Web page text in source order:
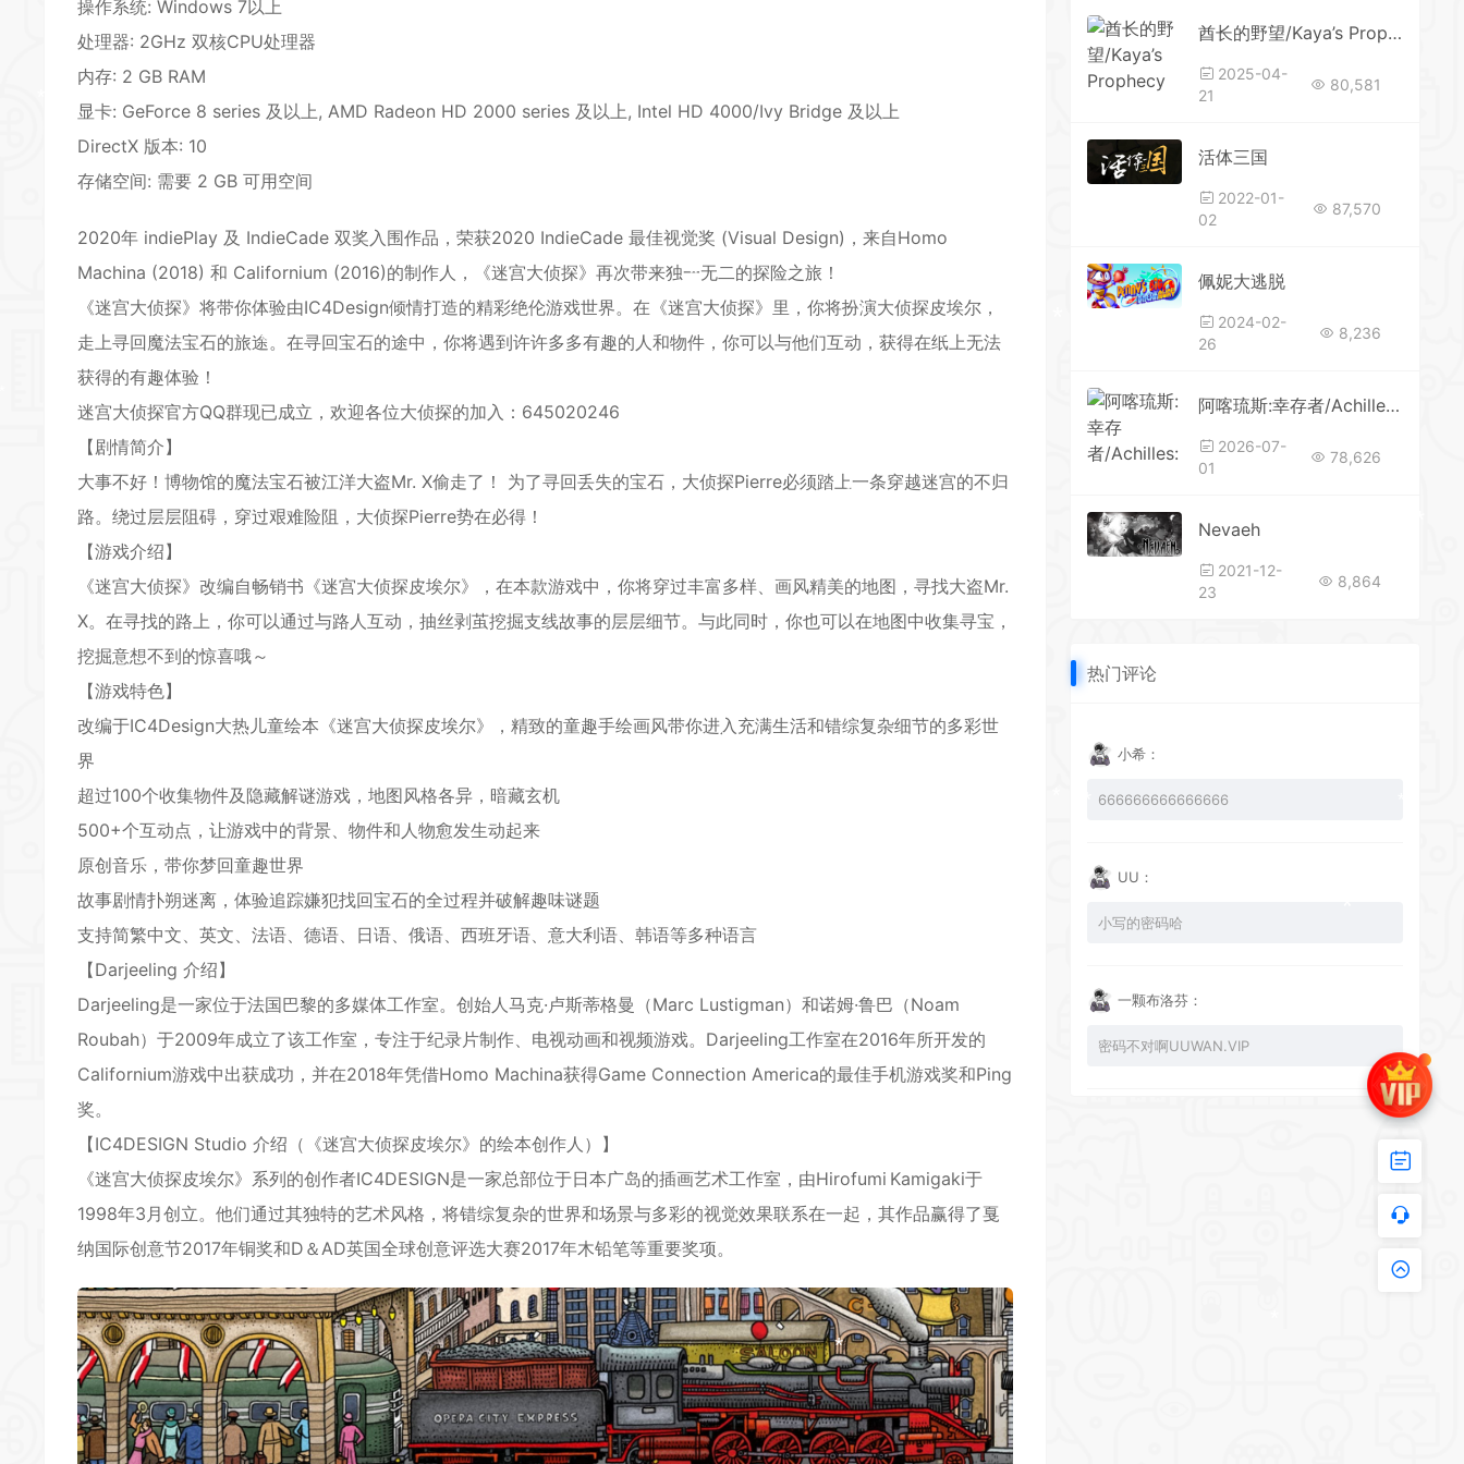
操作系统: Windows 7以上
处理器: 2GHz 双核CPU处理器
内存: 2 GB RAM
显卡: GeForce 8 series 及以上, AMD Radeon HD 2000 series 及以上, Intel HD 4000/Ivy Bridge 及以上
DirectX 版本: 10
存储空间: 需要 2 GB 可用空间
2020年 indiePlay 及 IndieCade 双奖入围作品，荣获2020 IndieCade 最佳视觉奖 (Visual Design)，来自Homo
Machina (2018) 和 Californium (2016)的制作人，《迷宫大侦探》再次带来独一无二的探险之旅！
《迷宫大侦探》将带你体验由IC4Design倾情打造的精彩绝伦游戏世界。在《迷宫大侦探》里，你将扮演大侦探皮埃尔，
走上寻回魔法宝石的旅途。在寻回宝石的途中，你将遇到许许多多有趣的人和物件，你可以与他们互动，获得在纸上无法
获得的有趣体验！
迷宫大侦探官方QQ群现已成立，欢迎各位大侦探的加入：645020246
【剧情简介】
大事不好！博物馆的魔法宝石被江洋大盗Mr. X偷走了！ 为了寻回丢失的宝石，大侦探Pierre必须踏上一条穿越迷宫的不归
路。绕过层层阻碍，穿过艰难险阻，大侦探Pierre势在必得！
【游戏介绍】
《迷宫大侦探》改编自畅销书《迷宫大侦探皮埃尔》，在本款游戏中，你将穿过丰富多样、画风精美的地图，寻找大盗Mr.
X。在寻找的路上，你可以通过与路人互动，抽丝剥茧挖掘支线故事的层层细节。与此同时，你也可以在地图中收集寻宝，
挖掘意想不到的惊喜哦～
【游戏特色】
改编于IC4Design大热儿童绘本《迷宫大侦探皮埃尔》，精致的童趣手绘画风带你进入充满生活和错综复杂细节的多彩世
界
超过100个收集物件及隐藏解谜游戏，地图风格各异，暗藏玄机
500+个互动点，让游戏中的背景、物件和人物愈发生动起来
原创音乐，带你梦回童趣世界
故事剧情扑朔迷离，体验追踪嫌犯找回宝石的全过程并破解趣味谜题
支持简繁中文、英文、法语、德语、日语、俄语、西班牙语、意大利语、韩语等多种语言
【Darjeeling 介绍】
Darjeeling是一家位于法国巴黎的多媒体工作室。创始人马克·卢斯蒂格曼（Marc Lustigman）和诺姆·鲁巴（Noam
Roubah）于2009年成立了该工作室，专注于纪录片制作、电视动画和视频游戏。Darjeeling工作室在2016年所开发的
Californium游戏中出获成功，并在2018年凭借Homo Machina获得Game Connection America的最佳手机游戏奖和Ping
奖。
【IC4DESIGN Studio 介绍（《迷宫大侦探皮埃尔》的绘本创作人）】
《迷宫大侦探皮埃尔》系列的创作者IC4DESIGN是一家总部位于日本广岛的插画艺术工作室，由Hirofumi Kamigaki于
1998年3月创立。他们通过其独特的艺术风格，将错综复杂的世界和场景与多彩的视觉效果联系在一起，其作品赢得了戛
纳国际创意节2017年铜奖和D＆AD英国全球创意评选大赛2017年木铅笔等重要奖项。
酋长的野望/Kaya’s Prophecy
2025-04-
21
80,581
活体三国
2022-01-
02
87,570
佩妮大逃脱
2024-02-
26
8,236
阿喀琉斯:幸存者/Achilles: Survivor （更新v1.5.14085—更新DLC）
2026-07-
01
78,626
Nevaeh
2021-12-
23
8,864
热门评论
小希：
666666666666666
UU：
小写的密码哈
一颗布洛芬：
密码不对啊UUWAN.VIP
*
*
*
*
*
*
*
*
*
*
*
*